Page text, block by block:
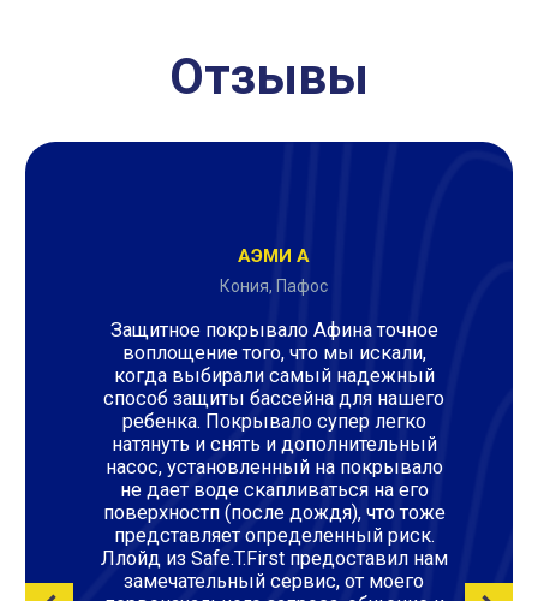
Отзывы
AЭМИ А
Кония, Пафос
Защитное покрывало Афина точное
воплощение того, что мы искали,
когда выбирали самый надежный
способ защиты бассейна для нашего
ребенка. Покрывало супер легко
натянуть и снять и дополнительный
насос, установленный на покрывало
не дает воде скапливаться на его
поверхностп (после дождя), что тоже
представляет определенный риск.
Ллойд из Safe.T.First предоставил нам
замечательный сервис, от моего